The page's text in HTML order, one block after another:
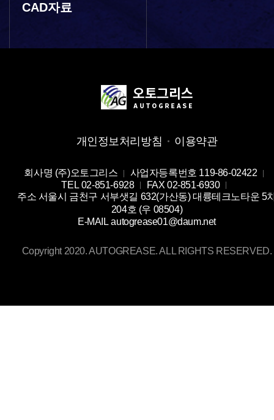
CAD자료
개인정보처리방침 이용약관
회사명 (주)오토그리스 사업자등록번호 119-86-02422
TEL 02-851-6928 FAX 02-851-6930
주소 서울시 금천구 서부샛길 632(가산동) 대륭테크노타운 5
204호 (우 08504)
E-MAIL autogrease01@daum.net
Copyright 2020. AUTOGREASE. ALL RIGHTS RESERVED.